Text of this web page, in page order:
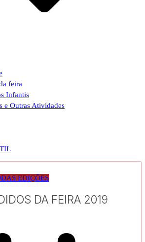
feira
Infantis
e Outras Atividades
EDIÇÕES
DA FEIRA 2019